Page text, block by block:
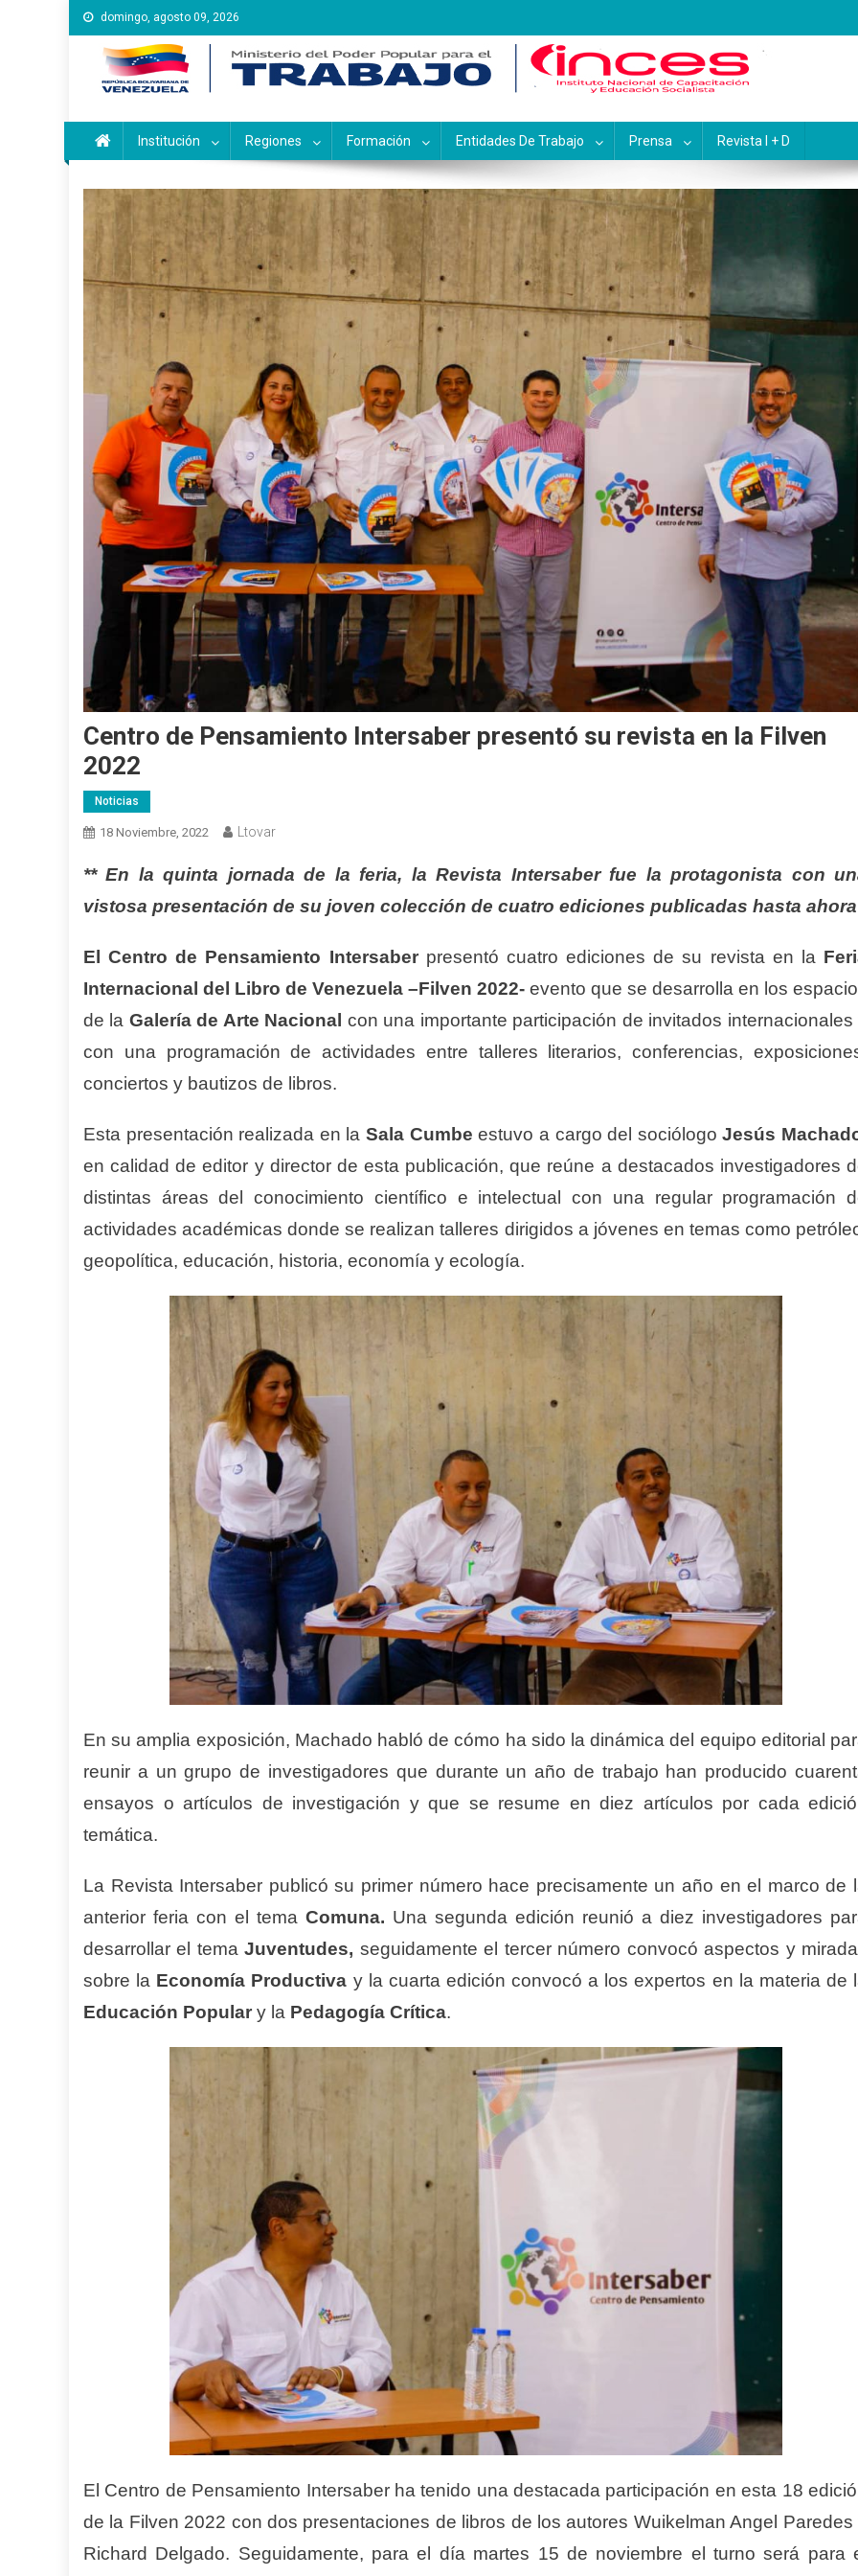
Saltar
al
contenido
domingo, agosto 09, 2026
Instituto Nacional de Capacitación y Educación
Inces
Institución Regiones Formación Entidades De Trabajo Prensa Revista I + D
Centro de Pensamiento Intersaber presentó su revista en la Filven
2022
Noticias
18 Noviembre, 2022 Ltovar
** En la quinta jornada de la feria, la Revista Intersaber fue la protagonista con
vistosa presentación de su joven colección de cuatro ediciones publicadas hasta ahora
El Centro de Pensamiento Intersaberpresentó cuatro ediciones de su revista en la
Internacional del Libro de Venezuela –Filven 2022- evento que se desarrolla en los
de la Galería de Arte Nacional con una importante participación de invitados internacionales
con una programación de actividades entre talleres literarios, conferencias,
conciertos y bautizos de libros.
Esta presentación realizada en laSala Cumbeestuvo a cargo del sociólogoJesús
en calidad de editor y director de esta publicación, que reúne a destacados investigadores
distintas áreas del conocimiento científico e intelectual con una regular programación
actividades académicas donde se realizan talleres dirigidos a jóvenes en temas como
geopolítica, educación, historia, economía y ecología.
En su amplia exposición, Machado habló de cómo ha sido la dinámica del equipo editorial
reunir a un grupo de investigadores que durante un año de trabajo han producido
ensayos o artículos de investigación y que se resume en diez artículos por cada
temática.
La Revista Intersaber publicó su primer número hace precisamente un año en el marco de
anterior feria con el tema Comuna. Una segunda edición reunió a diez investigadores
desarrollar el temaJuventudes, seguidamente el tercer número convocó aspectos y
sobre la Economía Productiva y la cuarta edición convocó a los expertos en la materia de
Educación Popular y la Pedagogía Crítica.
El Centro de Pensamiento Intersaber ha tenido una destacada participación en esta 18
de la Filven 2022 con dos presentaciones de libros de los autores Wuikelman Angel Paredes
Richard Delgado. Seguidamente, para el día martes 15 de noviembre el turno será para